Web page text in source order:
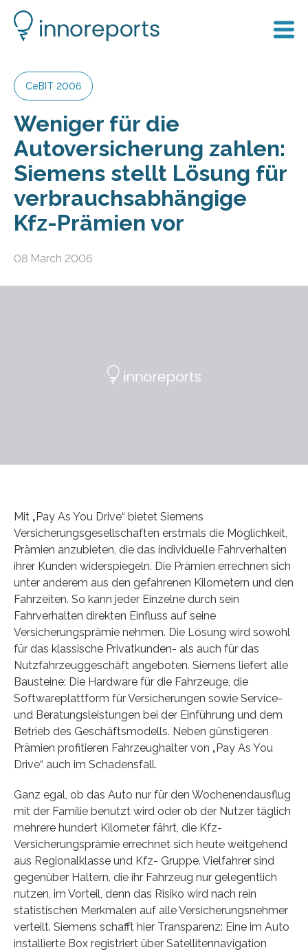
CeBIT 2006
Weniger für die
Autoversicherung zahlen:
Siemens stellt Lösung für
verbrauchsabhängige
Kfz-Prämien vor
08 March 2006
Mit „Pay As You Drive“ bietet Siemens
Versicherungsgesellschaften erstmals die Möglichkeit,
Prämien anzubieten, die das individuelle Fahrverhalten
ihrer Kunden widerspiegeln. Die Prämien errechnen sich
unter anderem aus den gefahrenen Kilometern und den
Fahrzeiten. So kann jeder Einzelne durch sein
Fahrverhalten direkten Einfluss auf seine
Versicherungsprämie nehmen. Die Lösung wird sowohl
für das klassische Privatkunden- als auch für das
Nutzfahrzeuggeschäft angeboten. Siemens liefert alle
Bausteine: Die Hardware für die Fahrzeuge, die
Softwareplattform für Versicherungen sowie Service-
und Beratungsleistungen bei der Einführung und dem
Betrieb des Geschäftsmodells. Neben günstigeren
Prämien profitieren Fahrzeughalter von „Pay As You
Drive“ auch im Schadensfall.
Ganz egal, ob das Auto nur für den Wochenendausflug
mit der Familie benutzt wird oder ob der Nutzer täglich
mehrere hundert Kilometer fährt, die Kfz-
Versicherungsprämie errechnet sich heute weitgehend
aus Regionalklasse und Kfz- Gruppe. Vielfahrer sind
gegenüber Haltern, die ihr Fahrzeug nur gelegentlich
nutzen, im Vorteil, denn das Risiko wird nach rein
statistischen Merkmalen auf alle Versicherungsnehmer
verteilt. Siemens schafft hier Transparenz: Eine im Auto
installierte Box registriert über Satellitennavigation